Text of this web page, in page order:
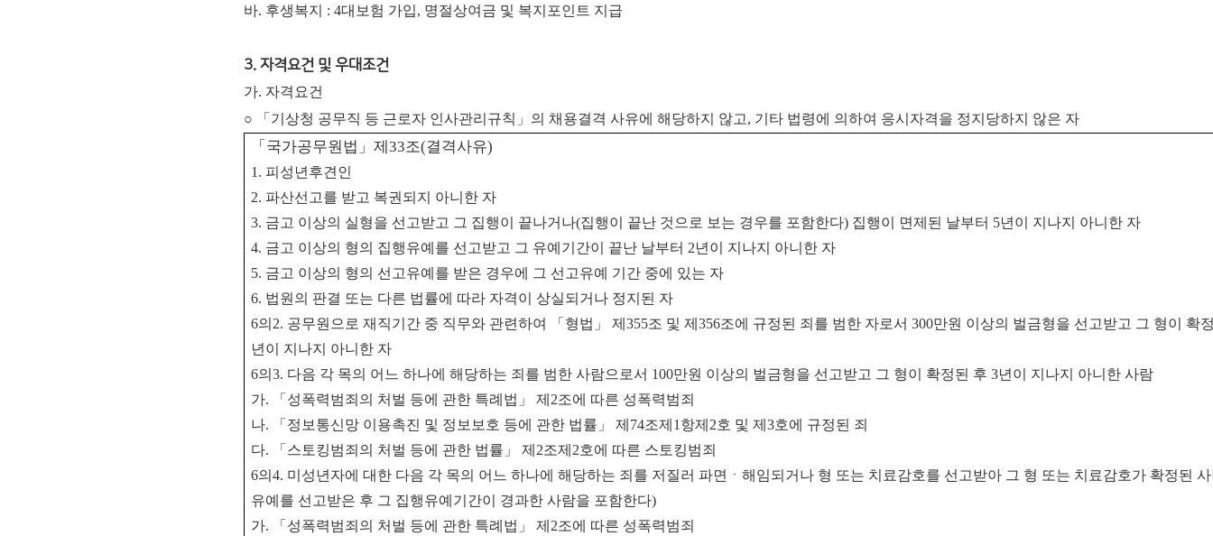
바. 후생복지 : 4대보험 가입, 명절상여금 및 복지포인트 지급
3. 자격요건 및 우대조건
가. 자격요건
○ 「기상청 공무직 등 근로자 인사관리규칙」의 채용결격 사유에 해당하지 않고, 기타 법령에 의하여 응시자격을 정지당하지 않은 자
「 국가공무원법 」 제33조(결격사유)
1. 피성년후견인
2. 파산선고를 받고 복권되지 아니한 자
3. 금고 이상의 실형을 선고받고 그 집행이 끝나거나(집행이 끝난 것으로 보는 경우를 포함한다) 집행이 면제된 날부터 5년이 지나지 아니한 자
4. 금고 이상의 형의 집행유예를 선고받고 그 유예기간이 끝난 날부터 2년이 지나지 아니한 자
5. 금고 이상의 형의 선고유예를 받은 경우에 그 선고유예 기간 중에 있는 자
6. 법원의 판결 또는 다른 법률에 따라 자격이 상실되거나 정지된 자
6의 2. 공무원으로 재직기간 중 직무와 관련하여 「 형법 」 제 355조 및 제 356조에 규정된 죄를 범한 자로서 300만원 이상의 벌금형을 선고받고 그 형이 확
년이 지나지 아니한 자
6의 3. 다음 각 목의 어느 하나에 해당하는 죄를 범한 사람으로서 100만원 이상의 벌금형을 선고받고 그 형이 확정된 후 3년이 지나지 아니한 사람
가. 「 성폭력범죄의 처벌 등에 관한 특례법 」 제 2조에 따른 성폭력범죄
나. 「 정보통신망 이용촉진 및 정보보호 등에 관한 법률 」 제 74조제 1 항제 2호 및 제 3호에 규정된 죄
다. 「 스토킹범죄의 처벌 등에 관한 법률 」 제 2조제 2호에 따른 스토킹범죄
6의 4. 미성년자에 대한 다음 각 목의 어느 하나에 해당하는 죄를 저질러 파면ㆍ해임되거나 형 또는 치료감호를 선고받아 그 형 또는 치료감호가 확정된
유예를 선고받은 후 그 집행유예기간이 경과한 사람을 포함한다)
가. 「 성폭력범죄의 처벌 등에 관한 특례법 」 제 2조에 따른 성폭력범죄